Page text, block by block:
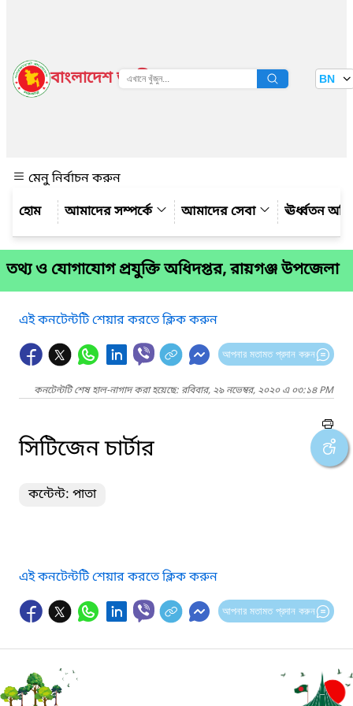
বাংলাদেশ জাতীয় তথ্য বাতায়ন BN
মেনু নির্বাচন করুন
আমাদের সম্পর্কে
আমাদের সেবা ঊর্ধ্বতন
তথ্য ও যোগাযোগ প্রযুক্তি অধিদপ্তর, রায়গঞ্জ উপজেলা
এই কনটেন্টটি শেয়ার করতে ক্লিক করুন
আপনার মতামত প্রদান করুন
কনটেন্টটি শেষ হাল-নাগাদ করা হয়েছে: রবিবার, ২৯ নভেম্বর, ২০২০ এ ০৩:১৪ PM
সিটিজেন চার্টার
কন্টেন্ট: পাতা
এই কনটেন্টটি শেয়ার করতে ক্লিক করুন
আপনার মতামত প্রদান করুন